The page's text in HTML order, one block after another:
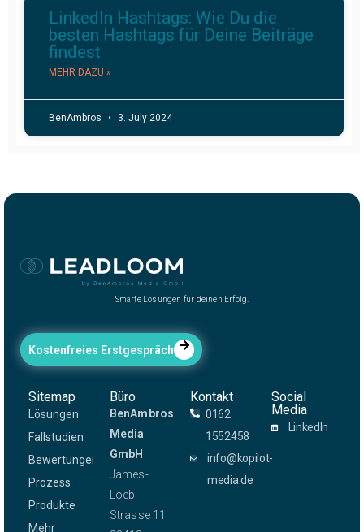
LinkedIn Hashtags: Wie Du die
besten Hashtags für Deine Beiträge
findest
MEHR DAZU »
BenAmbros 3. July 2024
Smarte Lösungen für deinen Erfolg.
Kostenfreies Erstgespräch
Sitemap
Lösungen
Fallstudien
Bewertungen
Prozess
Produkte
Mehr
Büro
BenAmbros
Media
GmbH
James-
Loeb-
Strasse 11
Kontakt
0162
1552458
info@kopilot-
media.de
Social
Media
LinkedIn